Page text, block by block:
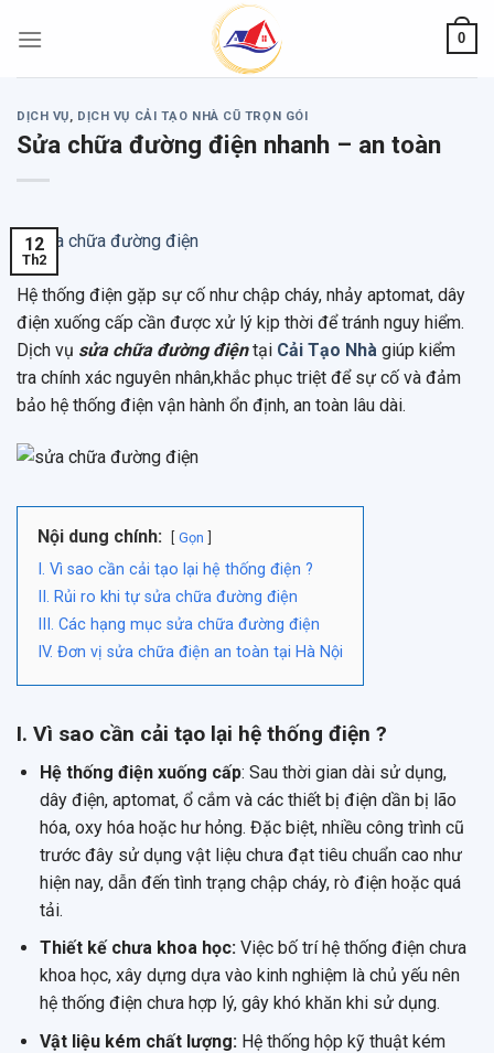
0
DỊCH VỤ, DỊCH VỤ CẢI TẠO NHÀ CŨ TRỌN GÓI
Sửa chữa đường điện nhanh – an toàn
12
Th2
Hệ thống điện gặp sự cố như chập cháy, nhảy aptomat, dây
điện xuống cấp cần được xử lý kịp thời để tránh nguy hiểm.
Dịch vụ sửa chữa đường điệntại Cải Tạo Nhà giúp kiểm
tra chính xác nguyên nhân,khắc phục triệt để sự cố và đảm
bảo hệ thống điện vận hành ổn định, an toàn lâu dài.
Nội dung chính: Gọn
I. Vì sao cần cải tạo lại hệ thống điện ?
II. Rủi ro khi tự sửa chữa đường điện
III. Các hạng mục sửa chữa đường điện
IV. Đơn vị sửa chữa điện an toàn tại Hà Nội
I. Vì sao cần cải tạo lại hệ thống điện ?
Hệ thống điện xuống cấp: Sau thời gian dài sử dụng,
dây điện, aptomat, ổ cắm và các thiết bị điện dần bị lão
hóa, oxy hóa hoặc hư hỏng. Đặc biệt, nhiều công trình cũ
trước đây sử dụng vật liệu chưa đạt tiêu chuẩn cao như
hiện nay, dẫn đến tình trạng chập cháy, rò điện hoặc quá
tải.
Thiết kế chưa khoa học:Việc bố trí hệ thống điện chưa
khoa học, xây dựng dựa vào kinh nghiệm là chủ yếu nên
hệ thống điện chưa hợp lý, gây khó khăn khi sử dụng.
Vật liệu kém chất lượng:Hệ thống hộp kỹ thuật kém